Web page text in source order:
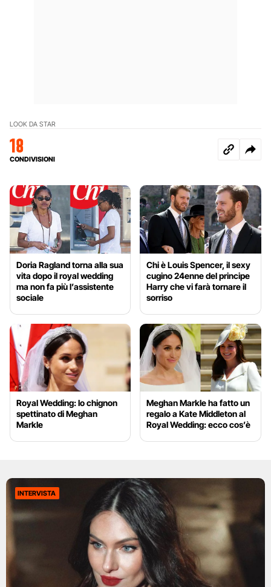
LOOK DA STAR
18
CONDIVISIONI
Doria Ragland torna alla sua
vita dopo il royal wedding
ma non fa più l’assistente
sociale
Chi è Louis Spencer, il sexy
cugino 24enne del principe
Harry che vi farà tornare il
sorriso
Royal Wedding: lo chignon
spettinato di Meghan
Markle
Meghan Markle ha fatto un
regalo a Kate Middleton al
Royal Wedding: ecco cos’è
INTERVISTA